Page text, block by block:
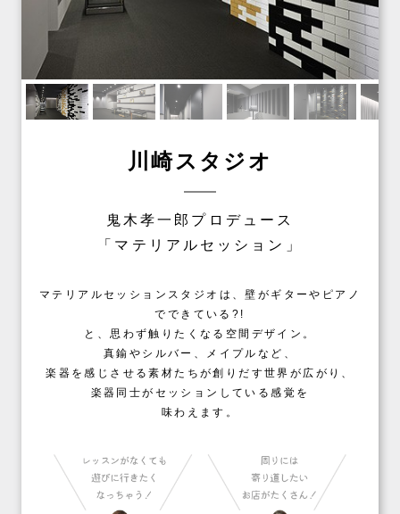
川崎スタジオ
鬼木孝一郎プロデュース
「マテリアルセッション」
マテリアルセッションスタジオは、壁がギターやピアノ
でできている?!
と、思わず触りたくなる空間デザイン。
真鍮やシルバー、メイプルなど、
楽器を感じさせる素材たちが創りだす世界が広がり、
楽器同士がセッションしている感覚を
味わえます。